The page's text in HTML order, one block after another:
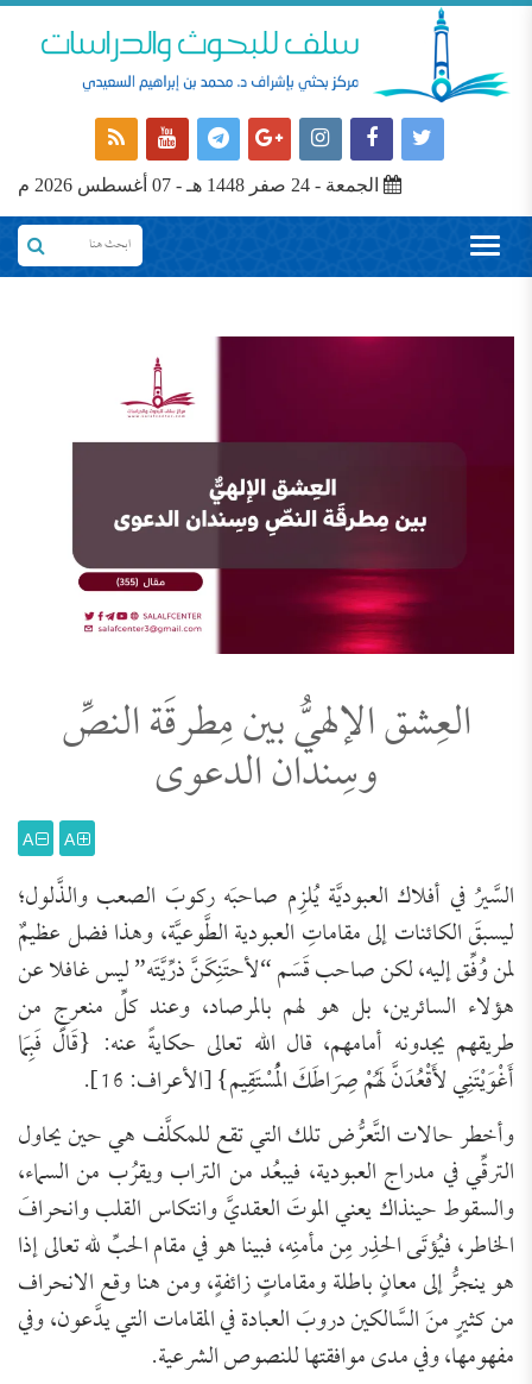
الجمعة - 24 صفر 1448 هـ - 07 أغسطس 2026 م
العِشق الإلهيُّ بين مِطرقَة النصِّ
وسِندان الدعوى
A
A
السَّيرُ في أفلاك العبوديَّة يُلزِم صاحبَه ركوبَ الصعب والذَّلول؛
ليسبقَ الكائنات إلى مقاماتِ العبودية الطَّوعيَّة، وهذا فضل عظيمٌ
لمن وُفِّق إليه، لكن صاحب قَسَم “لأحتَنِكَنَّ ذرِّيَّتَه” ليس غافلا عن
هؤلاء السائرين، بل هو لهم بالمرصاد، وعند كلِّ منعرجٍ من
طريقهم يجدونه أمامهم، قال الله تعالى حكايةً عنه: {قَالَ فَبِمَا
أَغْوَيْتَنِي لأَقْعُدَنَّ لَهُمْ صِرَاطَكَ الْمُسْتَقِيم} [الأعراف: 16].
وأخطر حالات التَّعرُّض تلك التي تقع للمكلَّف هي حين يحاول
الترقِّي في مدراج العبودية، فيبعُد من التراب ويقرُب من السماء،
والسقوط حينذاك يعني الموتَ العقديَّ وانتكاس القلب وانحرافَ
الخاطر، فيُؤتَى الحذِر مِن مأمنِه، فبينا هو في مقام الحبِّ لله تعالى إذا
هو ينجرُّ إلى معانٍ باطلة ومقاماتٍ زائفةٍ، ومن هنا وقع الانحراف
من كثيرٍ منَ السَّالكين دروبَ العبادة في المقامات التي يدَّعون، وفي
مفهومها، وفي مدى موافقتها للنصوص الشرعية.